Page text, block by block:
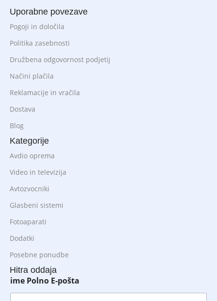
Uporabne povezave
Pogoji in določila
Politika zasebnosti
Družbena odgovornost podjetij
Načini plačila
Reklamacije in vračila
Dostava
Blog
Kategorije
Avdio oprema
Video in televizija
Avtozvocniki
Glasbeni sistemi
Fotoaparati
Dodatki
Posebne ponudbe
Hitra oddaja
ime Polno E-pošta